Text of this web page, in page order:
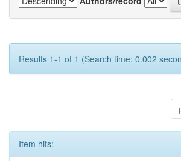
Results 1-1 of 1 (Search time: 0.002
Item hits: